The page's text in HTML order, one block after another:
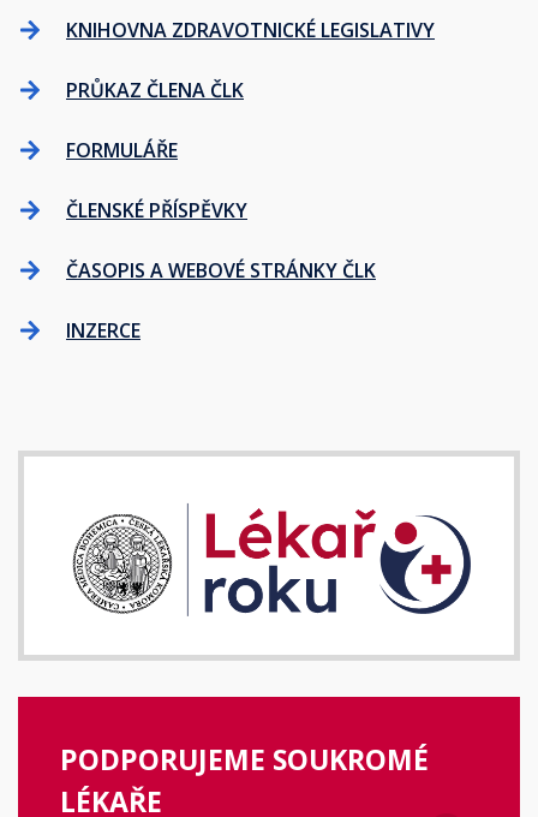
KNIHOVNA ZDRAVOTNICKÉ LEGISLATIVY
PRŮKAZ ČLENA ČLK
FORMULÁŘE
ČLENSKÉ PŘÍSPĚVKY
ČASOPIS A WEBOVÉ STRÁNKY ČLK
INZERCE
PODPORUJEME SOUKROMÉ
LÉKAŘE